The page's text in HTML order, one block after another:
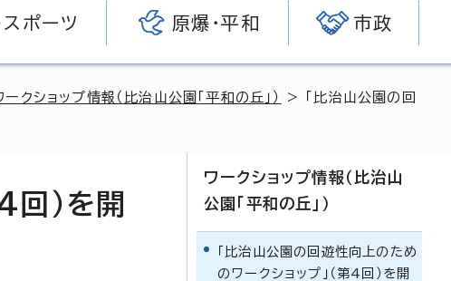
スポーツ 原爆・平和 市政
ークショップ情報（比治山公園「平和の丘」）
> 「比治山公園の回
回）を開
ワークショップ情報（比治山
公園「平和の丘」）
「比治山公園の回遊性向上のため
のワークショップ」（第4回）を開